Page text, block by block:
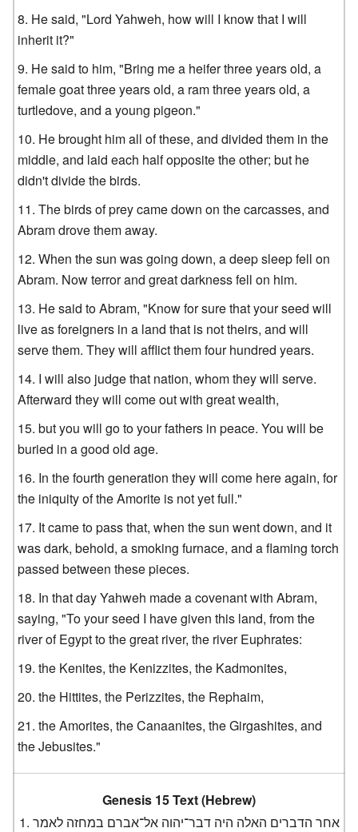
He said, "Lord Yahweh, how will I know that I will
inherit it?"
He said to him, "Bring me a heifer three years old, a
female goat three years old, a ram three years old, a
turtledove, and a young pigeon."
He brought him all of these, and divided them in the
middle, and laid each half opposite the other; but he
didn't divide the birds.
The birds of prey came down on the carcasses, and
Abram drove them away.
When the sun was going down, a deep sleep fell on
Abram. Now terror and great darkness fell on him.
He said to Abram, "Know for sure that your seed will
live as foreigners in a land that is not theirs, and will
serve them. They will afflict them four hundred years.
I will also judge that nation, whom they will serve.
Afterward they will come out with great wealth,
but you will go to your fathers in peace. You will be
buried in a good old age.
In the fourth generation they will come here again, for
the iniquity of the Amorite is not yet full."
It came to pass that, when the sun went down, and it
was dark, behold, a smoking furnace, and a flaming torch
passed between these pieces.
In that day Yahweh made a covenant with Abram,
saying, "To your seed I have given this land, from the
river of Egypt to the great river, the river Euphrates:
the Kenites, the Kenizzites, the Kadmonites,
the Hittites, the Perizzites, the Rephaim,
the Amorites, the Canaanites, the Girgashites, and
the Jebusites."
Genesis 15 Text (Hebrew)
אחר הדברים האלה היה דבר־יהוה אל־אברם במחזה לאמר